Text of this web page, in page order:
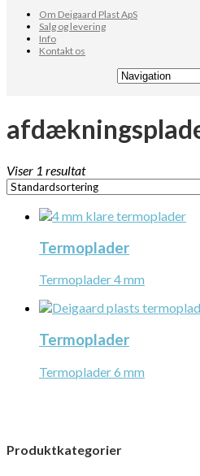
Om Deigaard Plast ApS
Salg og levering
Info
Kontakt os
Viser 1 resultat
Termoplader
Termoplader 4 mm
Termoplader
Termoplader 6 mm
Produktkategorier